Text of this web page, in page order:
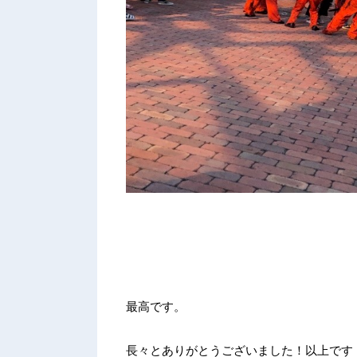
最高です。
長々とありがとうございました！以上です